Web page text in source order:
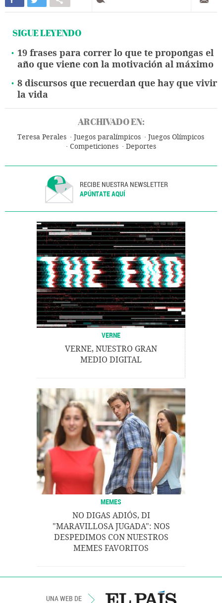
SIGUE LEYENDO
19 frases para correr lo que te propongas el
año que viene con la motivación al máximo
8 discursos que recuerdan que hay que vivir
la vida
ARCHIVADO EN:
Teresa Perales Juegos paralímpicos
Juegos Olímpicos
Competiciones
Deportes
RECIBE NUESTRA NEWSLETTER
APÚNTATE AQUÍ
VERNE
VERNE, NUESTRO GRAN
MEDIO DIGITAL
MEMES
NO DIGAS ADIÓS, DI
"MARAVILLOSA JUGADA": NOS
DESPEDIMOS CON NUESTROS
MEMES FAVORITOS
UNA WEB DE